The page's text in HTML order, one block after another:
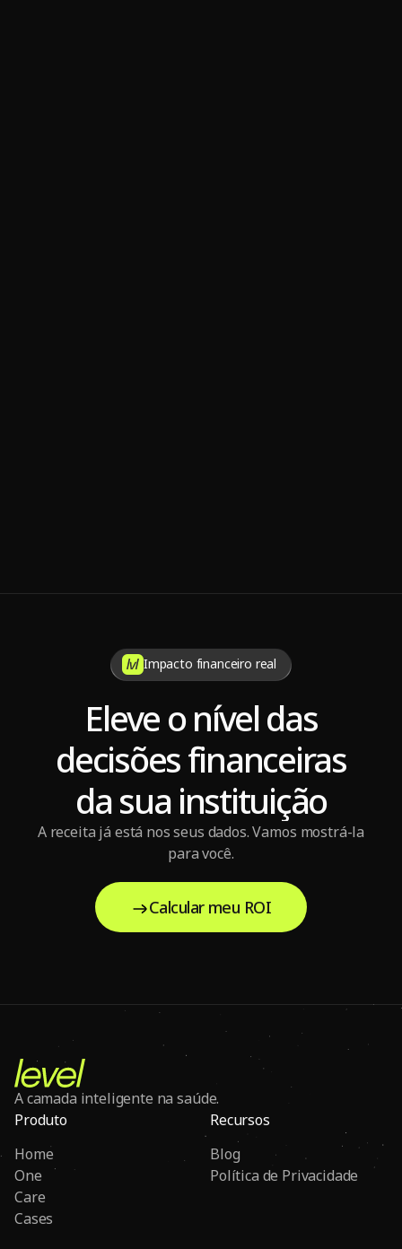
Impacto financeiro real
Eleve o nível das
decisões financeiras
da sua instituição
A receita já está nos seus dados. Vamos mostrá-la
para você.
Calcular meu ROI
A camada inteligente na saúde.
Produto
Home
One
Care
Cases
Recursos
Blog
Política de Privacidade